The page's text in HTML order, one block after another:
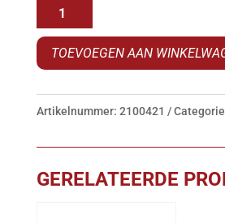
-67
Fuel
Roch.
(
in
Carb.
TOEVOEGEN AAN
Artikelnummer: 2100421
GERELATEERDE